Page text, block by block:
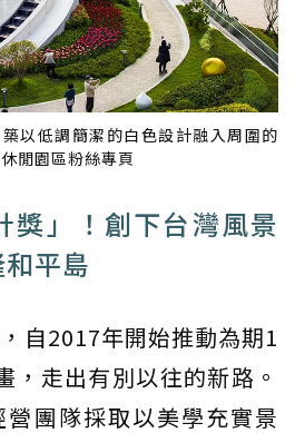
以低調簡潔的白色設計融入周圍的
閒園區粉絲專頁
獎」！創下台灣風景
平島
自2017年開始推動為期1
，走出有別以往的新路。
團隊採取以美學充實景